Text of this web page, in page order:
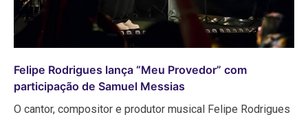
Felipe Rodrigues lança “Meu Provedor” com
participação de Samuel Messias
O cantor, compositor e produtor musical Felipe Rodrigues